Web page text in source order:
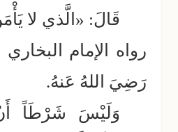
قَالَ: «الَّذي لا
رواه الإمام
رَضِيَ اللهُ عَنهُ.
وَلَيْسَ شَرْطَاً